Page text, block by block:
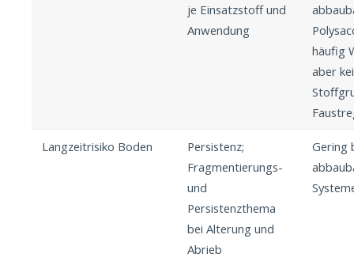
je Einsatzstoff und
Anwendung
häufig
aber
Langzeitrisiko Boden
Persistenz;
Fragmentierungs-
und
Persistenzthema
bei Alterung und
Abrieb
Gering